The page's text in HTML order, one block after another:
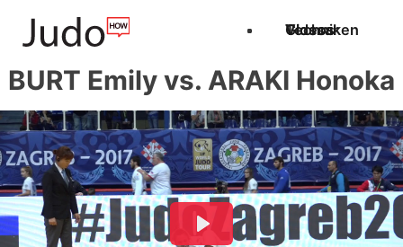
Techniken
Videos
Glossar
BURT Emily vs. ARAKI Honoka